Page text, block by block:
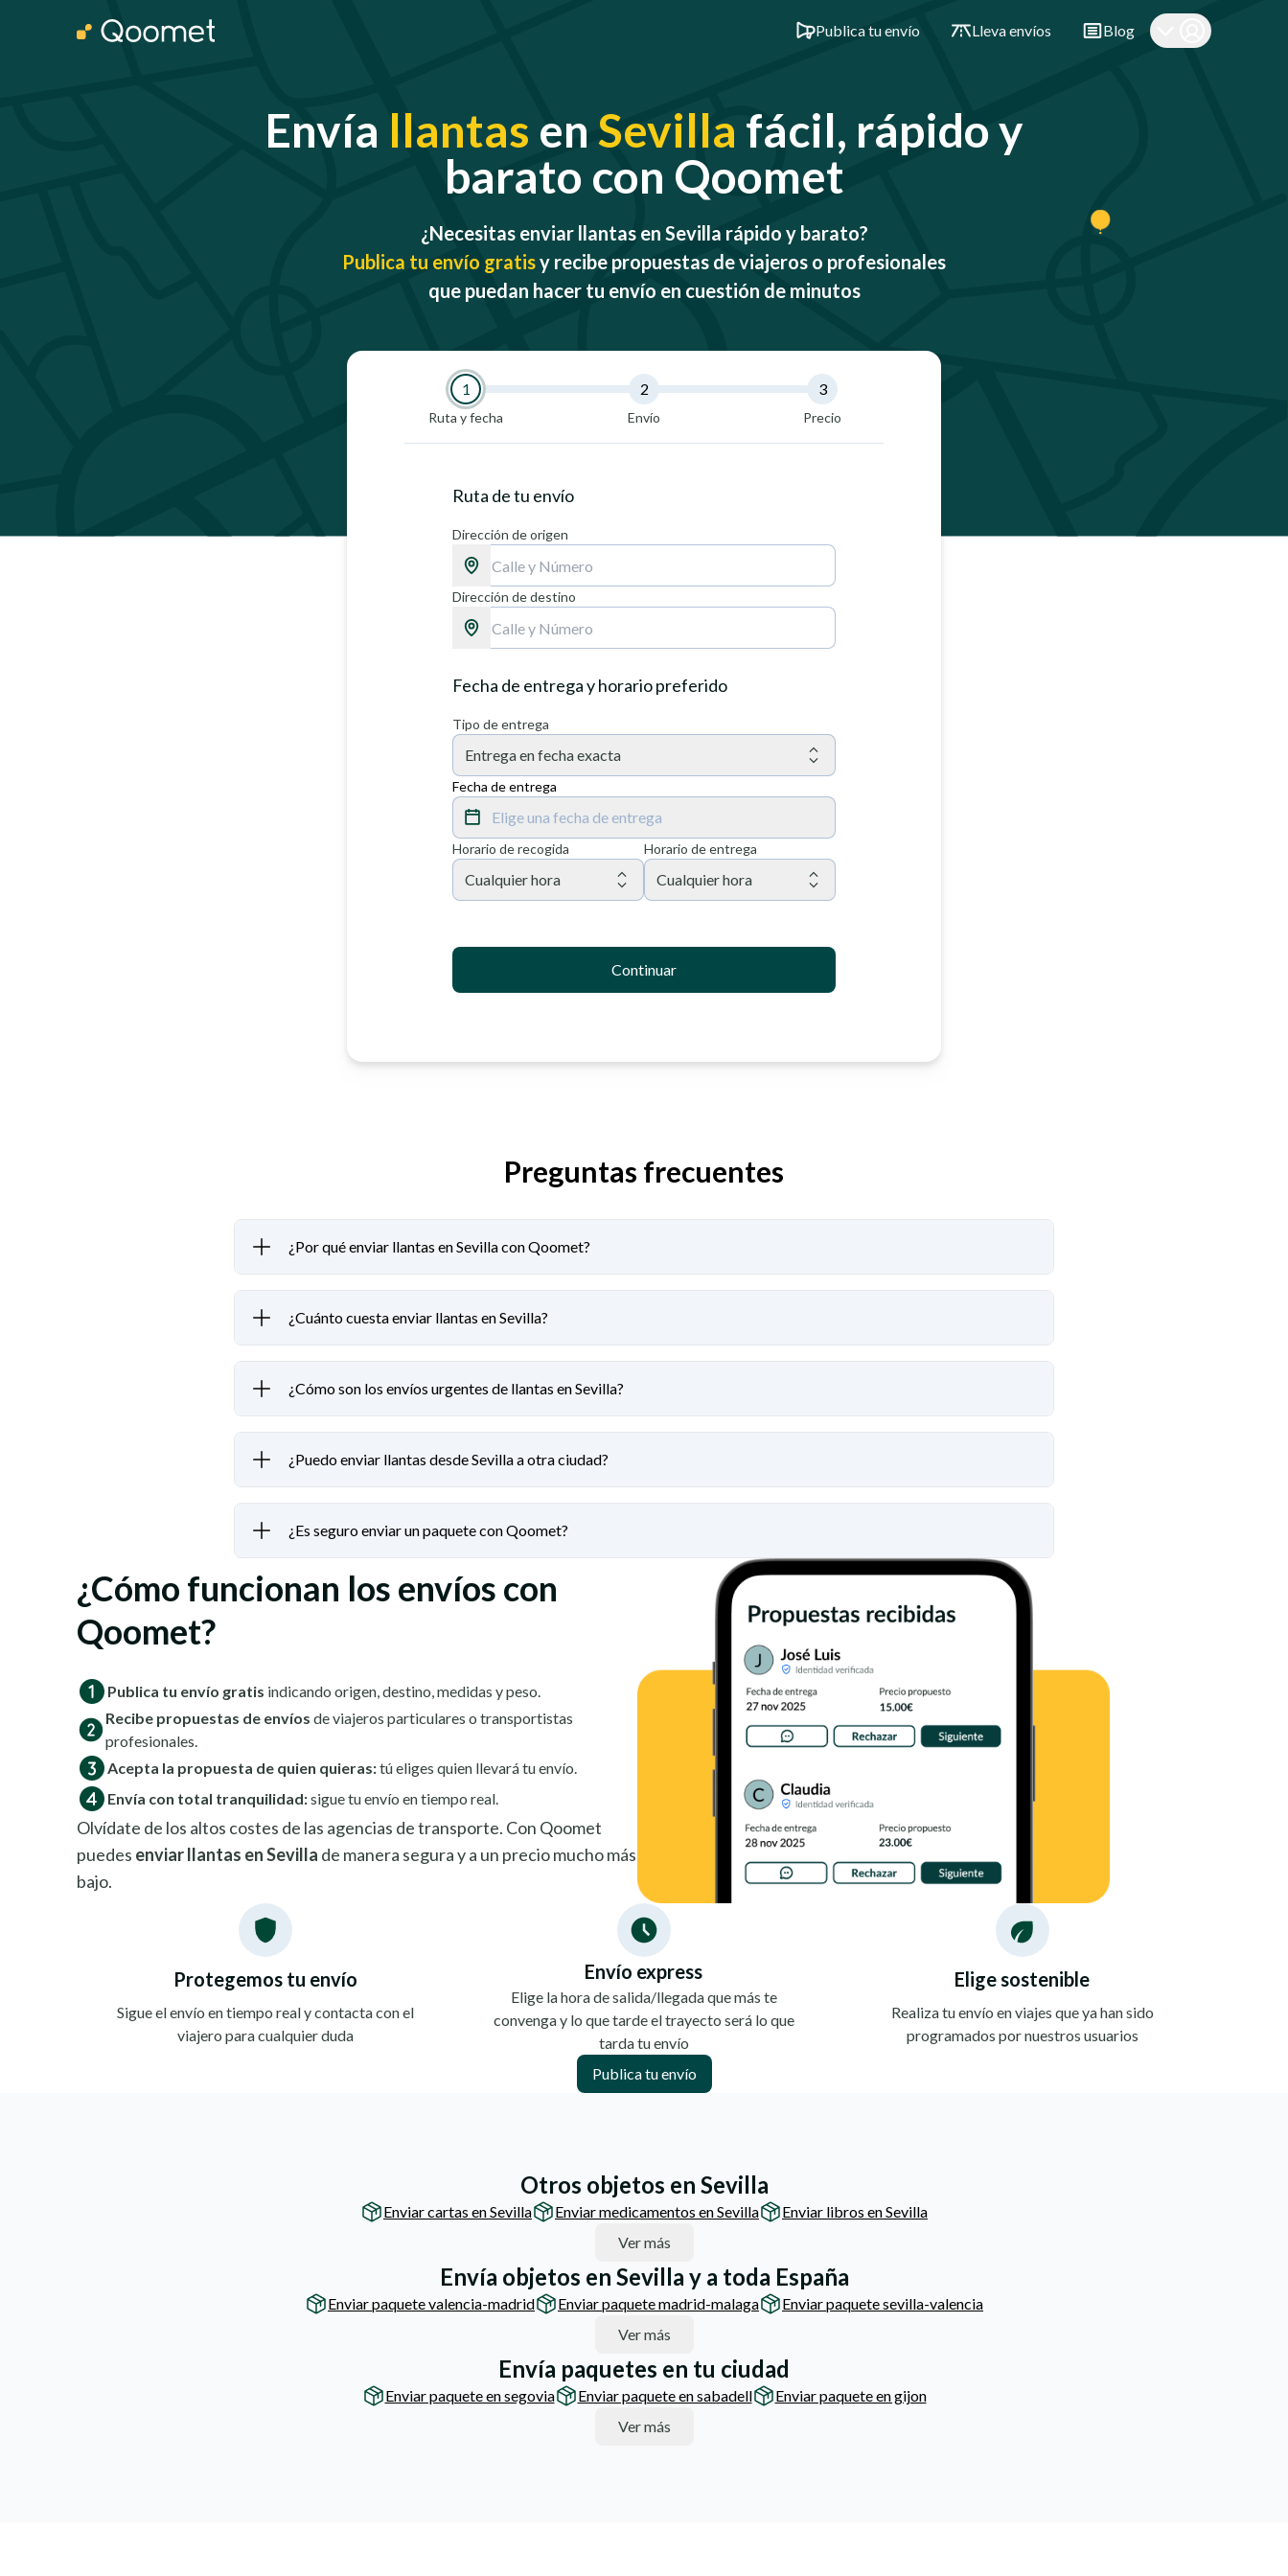
Publica tu envío Lleva envíos Blog
Envía llantas en Sevilla fácil, rápido y
barato con Qoomet
¿Necesitas enviar llantas en Sevilla rápido y barato?
Publica tu envío gratisy recibe propuestas de viajeros o profesionales
que puedan hacer tu envío en cuestión de minutos
1
Ruta y fecha
2
Envío
3
Precio
Ruta de tu envío
Dirección de origen
Dirección de destino
Fecha de entrega y horario preferido
Tipo de entrega
Entrega en fecha exacta
Fecha de entrega
Elige una fecha de entrega
Horario de recogida
Cualquier hora
Horario de entrega
Cualquier hora
Continuar
Preguntas frecuentes
¿Por qué enviar llantas en Sevilla con Qoomet?
¿Cuánto cuesta enviar llantas en Sevilla?
¿Cómo son los envíos urgentes de llantas en Sevilla?
¿Puedo enviar llantas desde Sevilla a otra ciudad?
¿Es seguro enviar un paquete con Qoomet?
¿Cómo funcionan los envíos con
Qoomet?
Publica tu envío gratis indicando origen, destino, medidas y peso.
Recibe propuestas de envíos de viajeros particulares o transportistas
profesionales.
Acepta la propuesta de quien quieras:tú eliges quien llevará tu envío.
Envía con total tranquilidad:sigue tu envío en tiempo real.
Olvídate de los altos costes de las agencias de transporte. Con Qoomet
puedes enviar llantas en Sevilla de manera segura y a un precio mucho más
bajo.
Protegemos tu envío
Sigue el envío en tiempo real y contacta con el
viajero para cualquier duda
Envío express
Elige la hora de salida/llegada que más te
convenga y lo que tarde el trayecto será lo que
tarda tu envío
Elige sostenible
Realiza tu envío en viajes que ya han sido
programados por nuestros usuarios
Publica tu envío
Otros objetos en Sevilla
Enviar cartas en Sevilla Enviar medicamentos en Sevilla
Enviar libros en Sevilla
Ver más
Envía objetos en Sevilla y a toda España
Enviar paquete valencia-madrid Enviar paquete madrid-malaga
Enviar paquete sevilla-valencia
Ver más
Envía paquetes en tu ciudad
Enviar paquete en segovia Enviar paquete en sabadell
Enviar paquete en gijon
Ver más